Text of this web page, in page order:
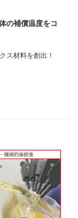
の補償温度をコ
ス材料を創出！